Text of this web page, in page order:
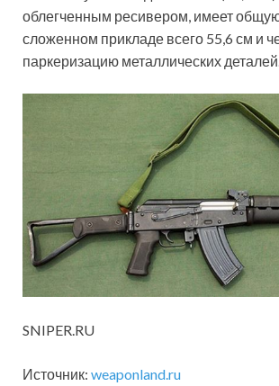
облегченным ресивером, имеет
сложенном прикладе всего 55,6 см и
паркеризацию металлических
SNIPER.RU
Источник: weaponland.ru